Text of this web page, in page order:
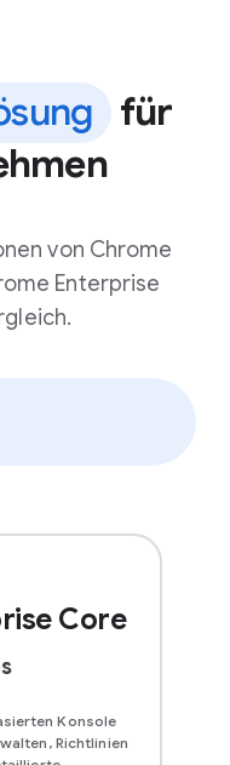
für
von Chrome
Enterprise
Core
Konsole
Richtlinien